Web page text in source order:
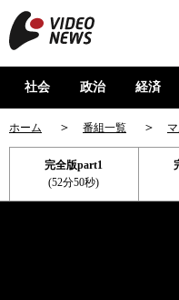
社会 政治 経済
ホーム 番組一覧
完全版part1
(52分50秒)